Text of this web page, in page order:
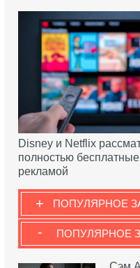
Disney и Netflix
полностью
рекламой
ПОПУЛЯРНОЕ
+
ПОПУЛЯРНОЕ
-